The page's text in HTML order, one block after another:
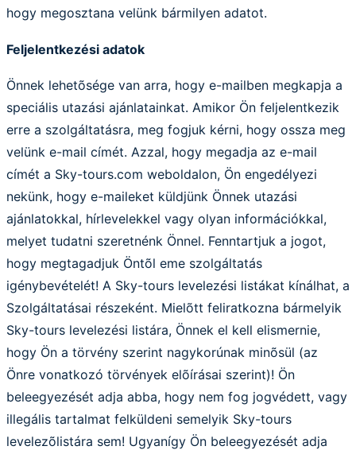
hogy megosztana velünk bármilyen adatot.
Feljelentkezési adatok
Önnek lehetõsége van arra, hogy e-mailben megkapja a
speciális utazási ajánlatainkat. Amikor Ön feljelentkezik
erre a szolgáltatásra, meg fogjuk kérni, hogy ossza meg
velünk e-mail címét. Azzal, hogy megadja az e-mail
címét a Sky-tours.com weboldalon, Ön engedélyezi
nekünk, hogy e-maileket küldjünk Önnek utazási
ajánlatokkal, hírlevelekkel vagy olyan információkkal,
melyet tudatni szeretnénk Önnel. Fenntartjuk a jogot,
hogy megtagadjuk Öntõl eme szolgáltatás
igénybevételét! A Sky-tours levelezési listákat kínálhat, a
Szolgáltatásai részeként. Mielõtt feliratkozna bármelyik
Sky-tours levelezési listára, Önnek el kell elismernie,
hogy Ön a törvény szerint nagykorúnak minõsül (az
Önre vonatkozó törvények elõírásai szerint)! Ön
beleegyezését adja abba, hogy nem fog jogvédett, vagy
illegális tartalmat felküldeni semelyik Sky-tours
levelezõlistára sem! Ugyanígy Ön beleegyezését adja